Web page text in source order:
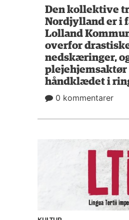
Den kollektive
Nordjylland er i
Lolland
overfor
nedskæringer,
plejehjemsaktør
håndklædet i
0 kommentarer